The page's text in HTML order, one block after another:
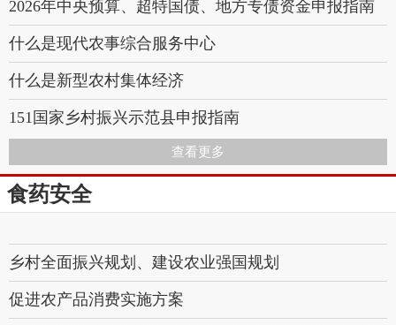
2026年中央预算、超特国债、地方专债资金申报指南
什么是现代农事综合服务中心
什么是新型农村集体经济
151国家乡村振兴示范县申报指南
144设施农业政策奖补2026申报指南
113国家级特色小镇
查看更多
食药安全
乡村全面振兴规划、建设农业强国规划
促进农产品消费实施方案